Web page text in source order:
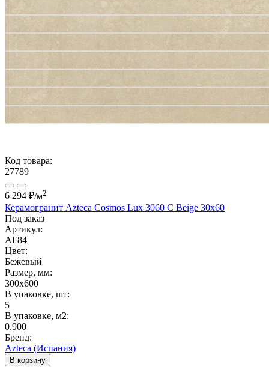
Код товара:
27789
6 294 ₽/м2
Керамогранит Azteca Cosmos Lux 3060 C Beige 30х60
Под заказ
Артикул:
AF84
Цвет:
Бежевый
Размер, мм:
300x600
В упаковке, шт:
5
В упаковке, м2:
0.900
Бренд:
Azteca (Испания)
В корзину